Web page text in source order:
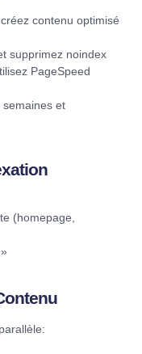
contenu optimisé
supprimez noindex
PageSpeed
et
(homepage,